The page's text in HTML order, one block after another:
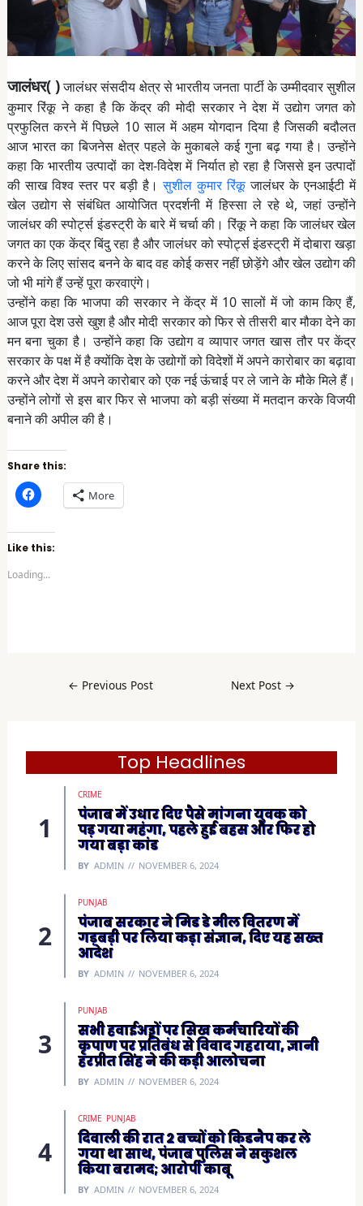
जालंधर( )जालंधर संसदीय क्षेत्र से भारतीय जनता पार्टी के उम्मीदवार सुशील
कुमार रिंकू ने कहा है कि केंद्र की मोदी सरकार ने देश में उद्योग जगत को
प्रफुलित करने में पिछले 10 साल में अहम योगदान दिया है जिसकी बदौलत
आज भारत का बिजनेस क्षेत्र पहले के मुकाबले कई गुना बढ़ गया है। उन्होंने
कहा कि भारतीय उत्पादों का देश-विदेश में निर्यात हो रहा है जिससे इन उत्पादों
की साख विश्व स्तर पर बड़ी है।सुशील कुमार रिंकूजालंधर के एनआईटी में
खेल उद्योग से संबंधित आयोजित प्रदर्शनी में हिस्सा ले रहे थे, जहां उन्होंने
जालंधर की स्पोर्ट्स इंडस्ट्री के बारे में चर्चा की। रिंकू ने कहा कि जालंधर खेल
जगत का एक केंद्र बिंदु रहा है और जालंधर को स्पोर्ट्स इंडस्ट्री में दोबारा खड़ा
करने के लिए सांसद बनने के बाद वह कोई कसर नहीं छोड़ेंगे और खेल उद्योग की
जो भी मांगे हैं उन्हें पूरा करवाएंगे।
उन्होंने कहा कि भाजपा की सरकार ने केंद्र में 10 सालों में जो काम किए हैं,
आज पूरा देश उसे खुश है और मोदी सरकार को फिर से तीसरी बार मौका देने का
मन बना चुका है। उन्होंने कहा कि उद्योग व व्यापार जगत खास तौर पर केंद्र
सरकार के पक्ष में है क्योंकि देश के उद्योगों को विदेशों में अपने कारोबार का बढ़ावा
करने और देश में अपने कारोबार को एक नई ऊंचाई पर ले जाने के मौके मिले हैं।
उन्होंने लोगों से इस बार फिर से भाजपा को बड़ी संख्या में मतदान करके विजयी
बनाने की अपील की है।
Share this:
C
l
k
t
o
h
e
s
e
w
More
Like this:
Loading...
← Previous Post Next Post →
Top Headlines
CRIME
पंजाब में उधार दिए पैसे मांगना युवक को
पड़ गया महंगा, पहले हुई बहस और फिर हो
गया बड़ा कांड
BY ADMIN NOVEMBER 6, 2024
PUNJAB
पंजाब सरकार ने मिड डे मील वितरण में
गड़बड़ी पर लिया कड़ा संज्ञान, दिए यह सख्त
आदेश
BY ADMIN NOVEMBER 6, 2024
PUNJAB
सभी हवाईअड्डों पर सिख कर्मचारियों की
कृपाण पर प्रतिबंध से विवाद गहराया, ज्ञानी
हरप्रीत सिंह ने की कड़ी आलोचना
BY ADMIN NOVEMBER 6, 2024
CRIME PUNJAB
दिवाली की रात 2 बच्चों को किडनैप कर ले
गया था साथ, पंजाब पुलिस ने सकुशल
किया बरामद; आरोपी काबू
BY ADMIN NOVEMBER 6, 2024